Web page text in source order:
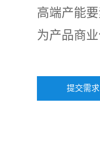
高端产能
为产品商
提交需求